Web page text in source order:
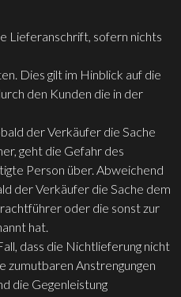
Lieferanschrift, sofern nichts
Dies gilt im Hinblick auf die
den Kunden die in der
der Verkäufer die Sache
geht die Gefahr des
Person über. Abweichend
der Verkäufer die Sache dem
oder die sonst zur
hat.
dass die Nichtlieferung nicht
zumutbaren Anstrengungen
die Gegenleistung